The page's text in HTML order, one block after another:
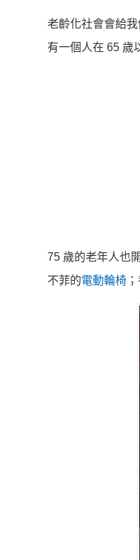
老齡化社會會給
有一個人在 65 歲
75 歲的老年人也
不菲的電動輪椅